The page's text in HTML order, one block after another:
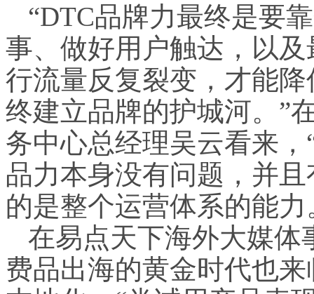
“DTC品牌力最终是要
事、做好用户触达，以
行流量反复裂变，才能
终建立品牌的护城河。”
务中心总经理吴云看来
品力本身没有问题，并
的是整个运营体系的能力
在易点天下海外大媒体
费品出海的黄金时代也